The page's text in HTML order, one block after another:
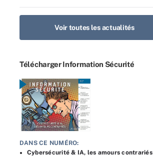
Voir toutes les actualités
Télécharger Information Sécurité
DANS CE NUMÉRO:
Cybersécurité & IA, les amours contrariés